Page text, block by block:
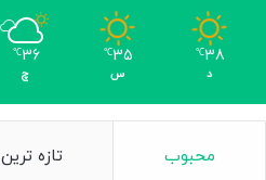
38
℃
د
35
℃
س
36
℃
چ
محبوب تازه ترین